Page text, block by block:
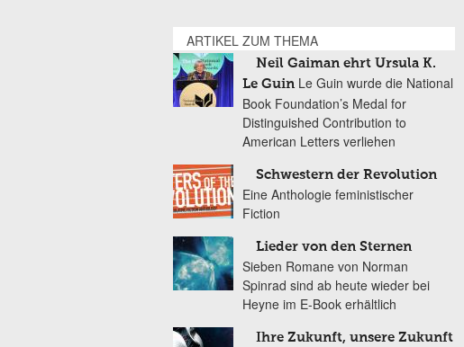
ARTIKEL ZUM THEMA
Neil Gaiman ehrt Ursula K.
Le Guin Le Guin wurde die National
Book Foundation’s Medal for
Distinguished Contribution to
American Letters verliehen
Schwestern der Revolution
Eine Anthologie feministischer
Fiction
Lieder von den Sternen
Sieben Romane von Norman
Spinrad sind ab heute wieder bei
Heyne im E-Book erhältlich
Ihre Zukunft, unsere Zukunft